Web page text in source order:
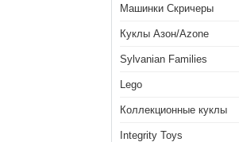
Машинки Скричеры
Куклы Азон/Azone
Sylvanian Families
Lego
Коллекционные куклы
Integrity Toys